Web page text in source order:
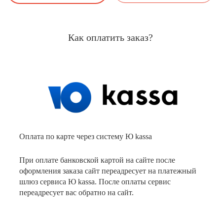
Как оплатить заказ?
Оплата по карте через систему Ю kassa
При оплате банковской картой на сайте после
оформления заказа сайт переадресует на платежный
шлюз сервиса Ю kassa. После оплаты сервис
переадресует вас обратно на сайт.